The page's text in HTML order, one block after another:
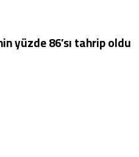
yüzde 86’sı tahrip oldu